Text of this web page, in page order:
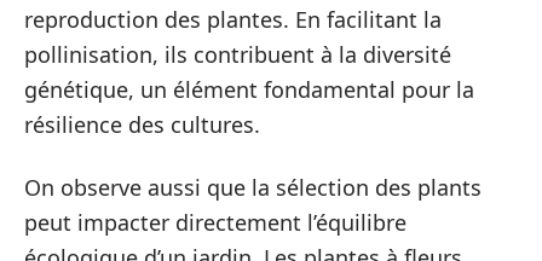
reproduction des plantes. En facilitant la
pollinisation, ils contribuent à la diversité
génétique, un élément fondamental pour la
résilience des cultures.
On observe aussi que la sélection des plants
peut impacter directement l’équilibre